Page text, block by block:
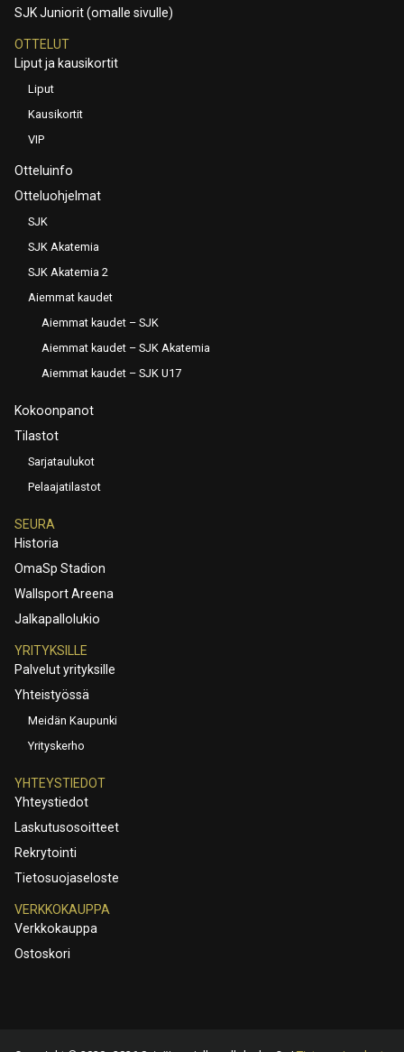
SJK Juniorit (omalle sivulle)
OTTELUT
Liput ja kausikortit
Liput
Kausikortit
VIP
Otteluinfo
Otteluohjelmat
SJK
SJK Akatemia
SJK Akatemia 2
Aiemmat kaudet
Aiemmat kaudet – SJK
Aiemmat kaudet – SJK Akatemia
Aiemmat kaudet – SJK U17
Kokoonpanot
Tilastot
Sarjataulukot
Pelaajatilastot
SEURA
Historia
OmaSp Stadion
Wallsport Areena
Jalkapallolukio
YRITYKSILLE
Palvelut yrityksille
Yhteistyössä
Meidän Kaupunki
Yrityskerho
YHTEYSTIEDOT
Yhteystiedot
Laskutusosoitteet
Rekrytointi
Tietosuojaseloste
VERKKOKAUPPA
Verkkokauppa
Ostoskori